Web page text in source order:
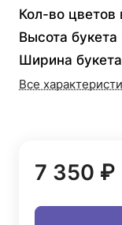
Кол-во цветов
Высота букета
Ширина букета
Все
7 350 ₽